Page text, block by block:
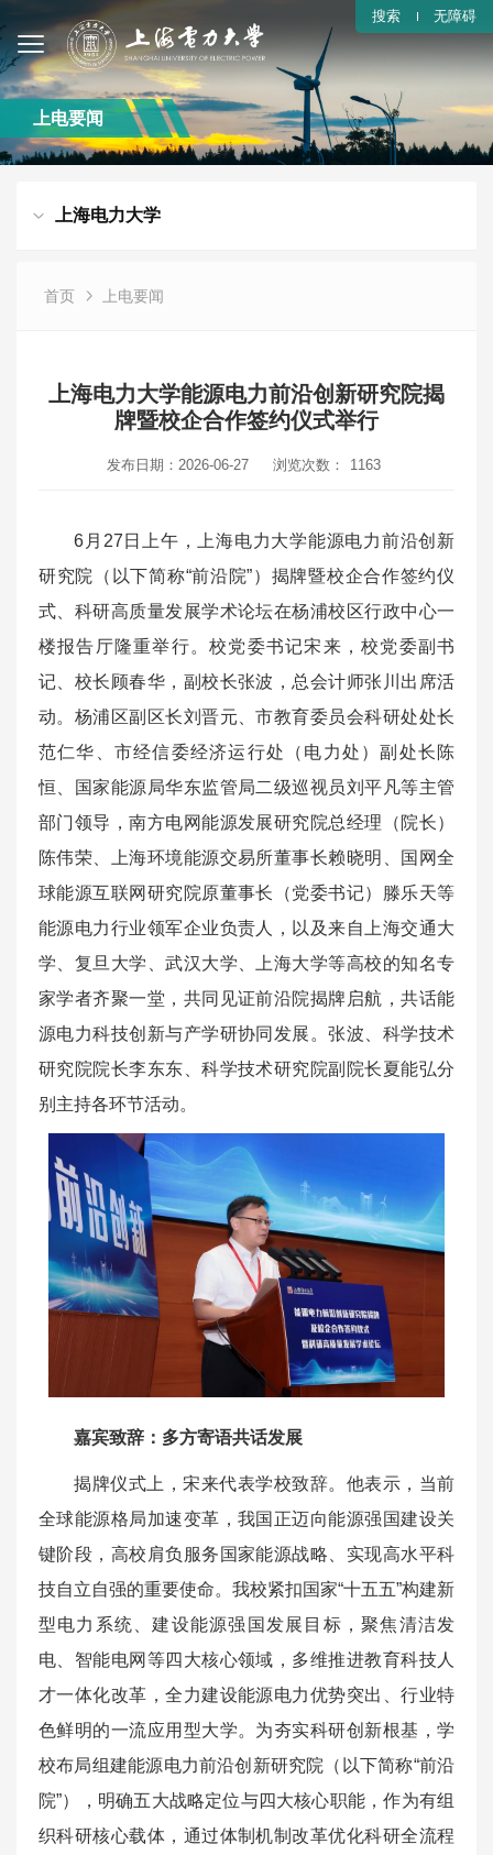
无障碍
搜索
上电要闻
上海电力大学
首页 上电要闻
上海电力大学能源电力前沿创新研究院揭
牌暨校企合作签约仪式举行
发布日期：2026-06-27 浏览次数： 1163
6月27日上午，上海电力大学能源电力前沿创新
研究院（以下简称“前沿院”）揭牌暨校企合作签约仪
式、科研高质量发展学术论坛在杨浦校区行政中心一
楼报告厅隆重举行。校党委书记宋来，校党委副书
记、校长顾春华，副校长张波，总会计师张川出席活
动。杨浦区副区长刘晋元、市教育委员会科研处处长
范仁华、市经信委经济运行处（电力处）副处长陈
恒、国家能源局华东监管局二级巡视员刘平凡等主管
部门领导，南方电网能源发展研究院总经理（院长）
陈伟荣、上海环境能源交易所董事长赖晓明、国网全
球能源互联网研究院原董事长（党委书记）滕乐天等
能源电力行业领军企业负责人，以及来自上海交通大
学、复旦大学、武汉大学、上海大学等高校的知名专
家学者齐聚一堂，共同见证前沿院揭牌启航，共话能
源电力科技创新与产学研协同发展。张波、 科学技术
研究院院长李东东、科学技术研究院副院长夏能弘分
别主持各环节活动。
嘉宾致辞：多方寄语共话发展
揭牌仪式上，宋来代表学校致辞。他表示，当前
全球能源格局加速变革，我国正迈向能源强国建设关
键阶段，高校肩负服务国家能源战略、实现高水平科
技自立自强的重要使命。我校紧扣国家“十五五”构建新
型电力系统、建设能源强国发展目标，聚焦清洁发
电、智能电网等四大核心领域，多维推进教育科技人
才一体化改革，全力建设能源电力优势突出、行业特
色鲜明的一流应用型大学。为夯实科研创新根基，学
校布局组建能源电力前沿创新研究院（以下简称“前沿
院”），明确五大战略定位与四大核心职能，作为有组
织科研核心载体，通过体制机制改革优化科研全流程